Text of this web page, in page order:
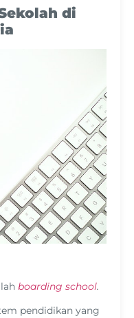
di
boarding school.
pendidikan yang